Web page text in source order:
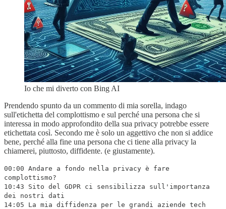
Io che mi diverto con Bing AI
Prendendo spunto da un commento di mia sorella, indago
sull'etichetta del complottismo e sul perché una persona che si
interessa in modo approfondito della sua privacy potrebbe essere
etichettata così. Secondo me è solo un aggettivo che non si addice
bene, perché alla fine una persona che ci tiene alla privacy la
chiamerei, piuttosto, diffidente. (e giustamente).
00:00 Andare a fondo nella privacy è fare
complottismo?
10:43 Sito del GDPR ci sensibilizza sull'importanza
dei nostri dati
14:05 La mia diffidenza per le grandi aziende tech